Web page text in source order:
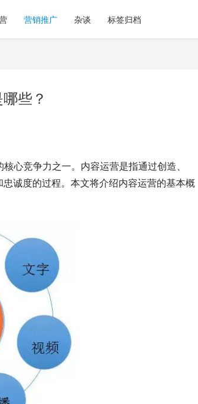
营销推广 杂谈 标签归档
些？
心竞争力之一。内容运营是指通过创造、
诚度的过程。本文将介绍内容运营的基本概